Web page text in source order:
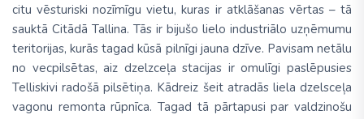
citu vēsturiski nozīmīgu vietu, kuras ir atklāšanas vērtas – tā
sauktā Citādā Tallina. Tās ir bijušo lielo industriālo uzņēmumu
teritorijas, kurās tagad kūsā pilnīgi jauna dzīve. Pavisam netālu
no vecpilsētas, aiz dzelzceļa stacijas ir omulīgi paslēpusies
Telliskivi radošā pilsētiņa. Kādreiz šeit atradās liela dzelsceļa
vagonu remonta rūpnīca. Tagad tā pārtapusi par valdzinošu